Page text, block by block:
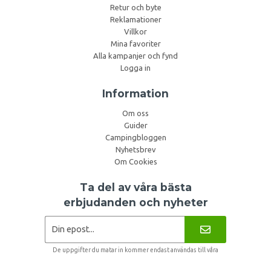
Retur och byte
Reklamationer
Villkor
Mina favoriter
Alla kampanjer och fynd
Logga in
Information
Om oss
Guider
Campingbloggen
Nyhetsbrev
Om Cookies
Ta del av våra bästa
erbjudanden och nyheter
De uppgifter du matar in kommer endast användas till våra